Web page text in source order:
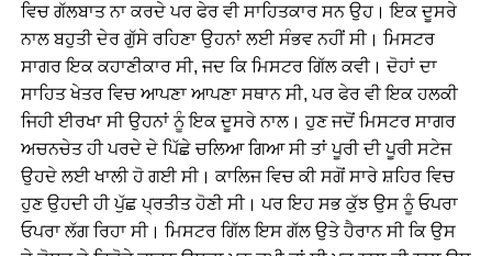
ਵਿਚ ਗੱਲਬਾਤ ਨਾ ਕਰਦੇ ਪਰ ਫੇਰ ਵੀ ਸਾਹਿਤਕਾਰ ਸਨ ਉਹ। ਇਕ ਦੂਸਰੇ
ਨਾਲ ਬਹੁਤੀ ਦੇਰ ਗੁੱਸੇ ਰਹਿਣਾ ਉਹਨਾਂ ਲਈ ਸੰਭਵ ਨਹੀਂ ਸੀ। ਮਿਸਟਰ
ਸਾਗਰ ਇਕ ਕਹਾਣੀਕਾਰ ਸੀ, ਜਦ ਕਿ ਮਿਸਟਰ ਗਿੱਲ ਕਵੀ। ਦੋਹਾਂ ਦਾ
ਸਾਹਿਤ ਖੇਤਰ ਵਿਚ ਆਪਣਾ ਆਪਣਾ ਸਥਾਨ ਸੀ, ਪਰ ਫੇਰ ਵੀ ਇਕ ਹਲਕੀ
ਜਿਹੀ ਈਰਖਾ ਸੀ ਉਹਨਾਂ ਨੂੰ ਇਕ ਦੂਸਰੇ ਨਾਲ। ਹੁਣ ਜਦੋਂ ਮਿਸਟਰ ਸਾਗਰ
ਅਚਨਚੇਤ ਹੀ ਪਰਦੇ ਦੇ ਪਿੱਛੇ ਚਲਿਆ ਗਿਆ ਸੀ ਤਾਂ ਪੂਰੀ ਦੀ ਪੂਰੀ ਸਟੇਜ
ਉਹਦੇ ਲਈ ਖਾਲੀ ਹੋ ਗਈ ਸੀ। ਕਾਲਿਜ ਵਿਚ ਕੀ ਸਗੋਂ ਸਾਰੇ ਸ਼ਹਿਰ ਵਿਚ
ਹੁਣ ਉਹਦੀ ਹੀ ਪੁੱਛ ਪ੍ਰਤੀਤ ਹੋਣੀ ਸੀ। ਪਰ ਇਹ ਸਭ ਕੁੱਝ ਉਸ ਨੂੰ ਓਪਰਾ
ਓਪਰਾ ਲੱਗ ਰਿਹਾ ਸੀ। ਮਿਸਟਰ ਗਿੱਲ ਇਸ ਗੱਲ ਉਤੇ ਹੈਰਾਨ ਸੀ ਕਿ ਉਸ